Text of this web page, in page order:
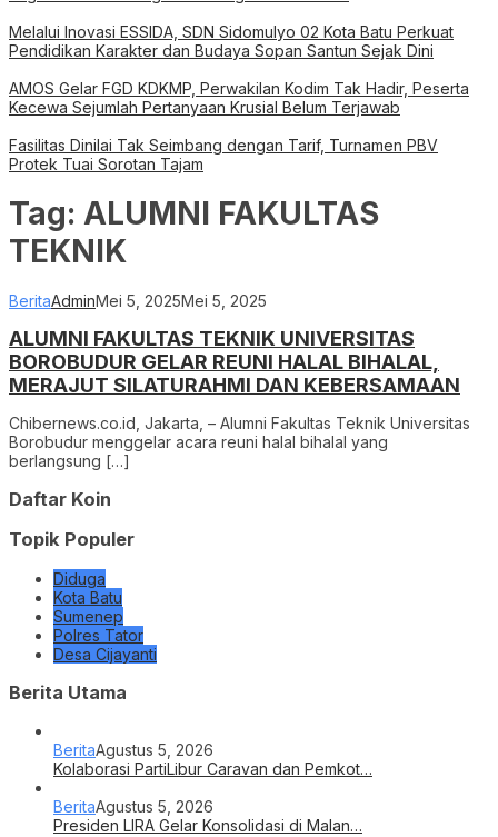
Melalui Inovasi ESSIDA, SDN Sidomulyo 02 Kota Batu Perkuat
Pendidikan Karakter dan Budaya Sopan Santun Sejak Dini
AMOS Gelar FGD KDKMP, Perwakilan Kodim Tak Hadir, Peserta
Kecewa Sejumlah Pertanyaan Krusial Belum Terjawab
Fasilitas Dinilai Tak Seimbang dengan Tarif, Turnamen PBV
Protek Tuai Sorotan Tajam
Tag: ALUMNI FAKULTAS
TEKNIK
BeritaAdminMei 5, 2025Mei 5, 2025
ALUMNI FAKULTAS TEKNIK UNIVERSITAS
BOROBUDUR GELAR REUNI HALAL BIHALAL,
MERAJUT SILATURAHMI DAN KEBERSAMAAN
Chibernews.co.id, Jakarta, – Alumni Fakultas Teknik Universitas
Borobudur menggelar acara reuni halal bihalal yang
berlangsung […]
Daftar Koin
Topik Populer
Diduga
Kota Batu
Sumenep
Polres Tator
Desa Cijayanti
Berita Utama
BeritaAgustus 5, 2026
Kolaborasi PartiLibur Caravan dan Pemkot…
BeritaAgustus 5, 2026
Presiden LIRA Gelar Konsolidasi di Malan…